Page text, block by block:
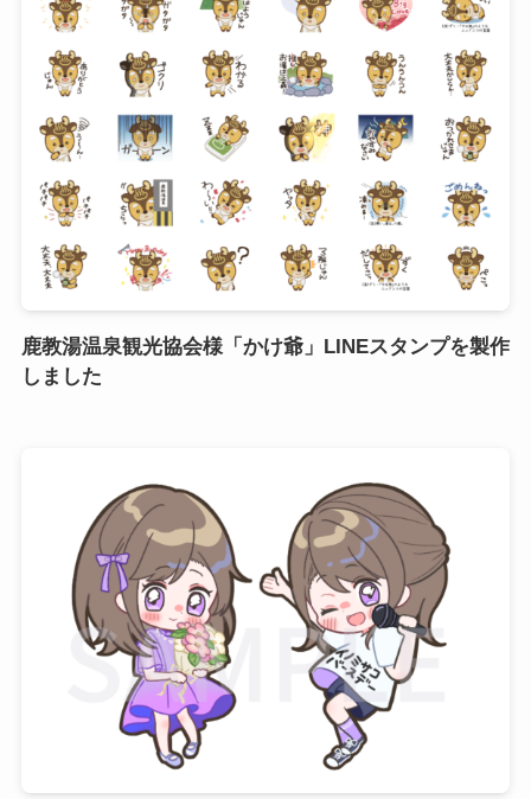
鹿教湯温泉観光協会様「かけ爺」LINEスタンプを製作
しました